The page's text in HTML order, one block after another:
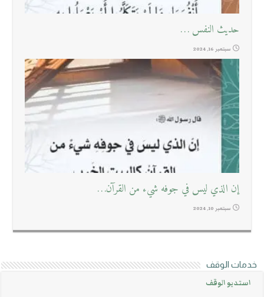
حديث النفس …
سبتمبر 16, 2024
إن الذي ليس في جوفه شيء من القرآن…
سبتمبر 10, 2024
خدمات الوقف
استديو الوقف